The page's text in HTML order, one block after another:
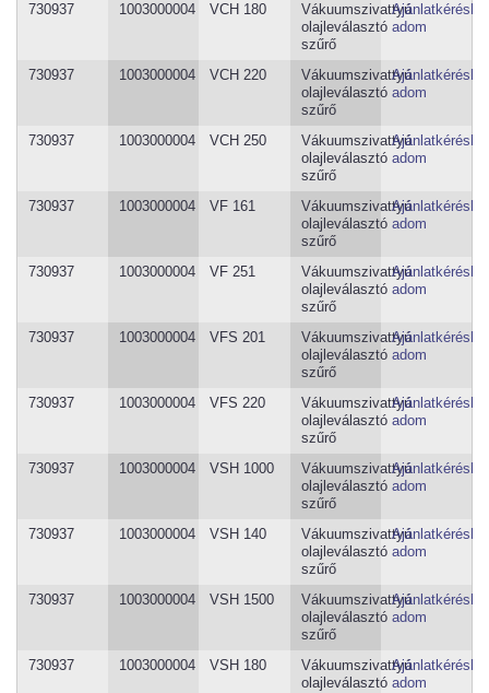
730937 1003000004 VCH 180
Vákuumszivattyú
olajleválasztó
szűrő
adom
730937 1003000004 VCH 220
Vákuumszivattyú
olajleválasztó
szűrő
adom
730937 1003000004 VCH 250
Vákuumszivattyú
olajleválasztó
szűrő
adom
730937 1003000004 VF 161
Vákuumszivattyú
olajleválasztó
szűrő
adom
730937 1003000004 VF 251
Vákuumszivattyú
olajleválasztó
szűrő
adom
730937 1003000004 VFS 201
Vákuumszivattyú
olajleválasztó
szűrő
adom
730937 1003000004 VFS 220
Vákuumszivattyú
olajleválasztó
szűrő
adom
730937 1003000004 VSH 1000
Vákuumszivattyú
olajleválasztó
szűrő
adom
730937 1003000004 VSH 140
Vákuumszivattyú
olajleválasztó
szűrő
adom
730937 1003000004 VSH 1500
Vákuumszivattyú
olajleválasztó
szűrő
adom
730937 1003000004 VSH 180
Vákuumszivattyú
olajleválasztó adom